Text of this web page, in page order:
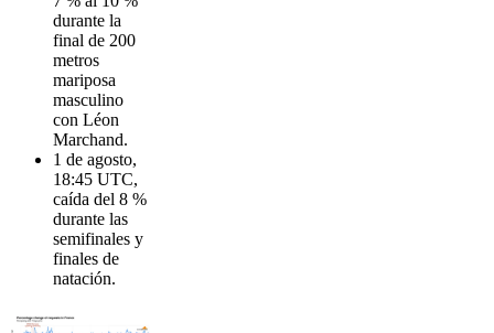
durante la
final de 200
metros
mariposa
masculino
con Léon
Marchand.
1 de agosto,
18:45 UTC,
caída del 8 %
durante las
semifinales y
finales de
natación.